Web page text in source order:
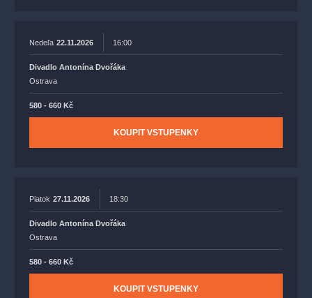
Nedeľa 22.11.2026 16:00
Divadlo Antonína Dvořáka
Ostrava
580 - 660 Kč
KOUPIT VSTUPENKY
Piatok 27.11.2026 18:30
Divadlo Antonína Dvořáka
Ostrava
580 - 660 Kč
KOUPIT VSTUPENKY